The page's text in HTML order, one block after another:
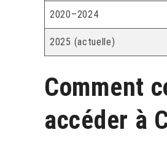
2020–2024
2025 (actuelle)
Comment
accéder à